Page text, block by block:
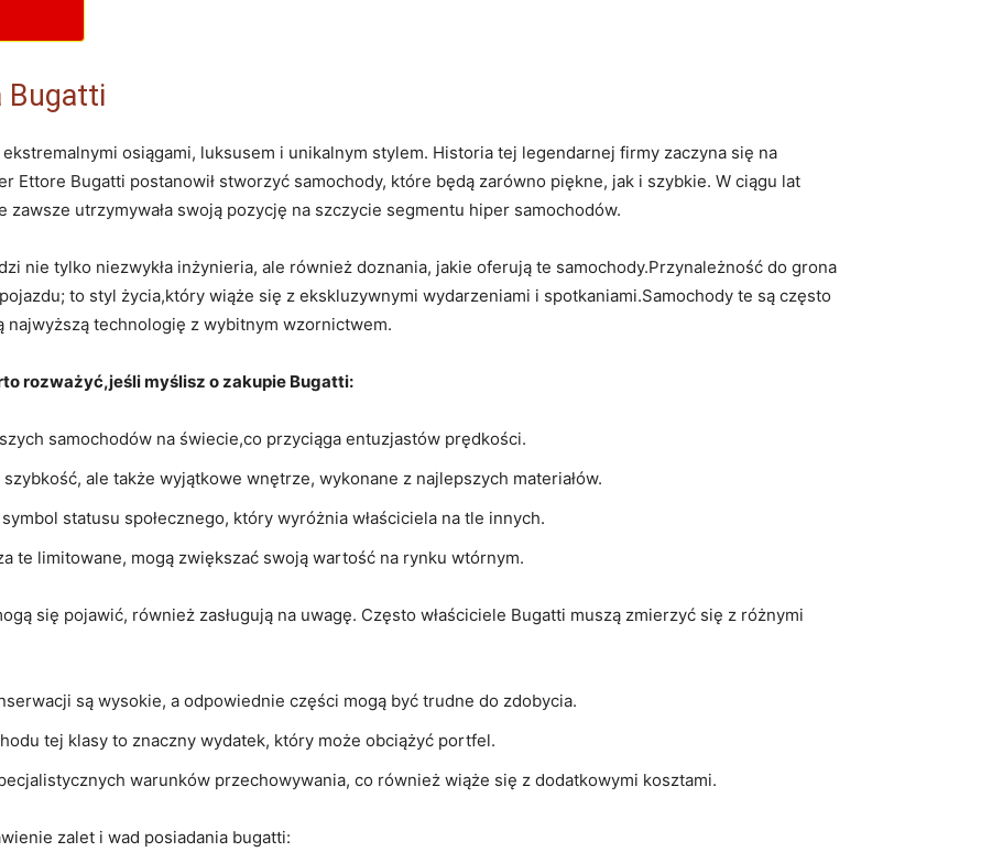
Bugatti
osiągami, luksusem i unikalnym stylem. Historia tej legendarnej firmy zaczyna się na
Ettore Bugatti postanowił stworzyć samochody, które będą zarówno piękne, jak i szybkie. W ciągu lat
zawsze utrzymywała swoją pozycję na szczycie segmentu hiper samochodów.
nie tylko niezwykła inżynieria, ale również doznania, jakie oferują te samochody.Przynależność do grona
to styl życia,który wiąże się z ekskluzywnymi wydarzeniami i spotkaniami.Samochody te są często
najwyższą technologię z wybitnym wzornictwem.
rozważyć,jeśli myślisz o zakupie Bugatti:
samochodów na świecie,co przyciąga entuzjastów prędkości.
ale także wyjątkowe wnętrze, wykonane z najlepszych materiałów.
statusu społecznego, który wyróżnia właściciela na tle innych.
te limitowane, mogą zwiększać swoją wartość na rynku wtórnym.
się pojawić, również zasługują na uwagę. Często właściciele Bugatti muszą zmierzyć się z różnymi
są wysokie, a odpowiednie części mogą być trudne do zdobycia.
tej klasy to znaczny wydatek, który może obciążyć portfel.
warunków przechowywania, co również wiąże się z dodatkowymi kosztami.
zalet i wad posiadania bugatti: